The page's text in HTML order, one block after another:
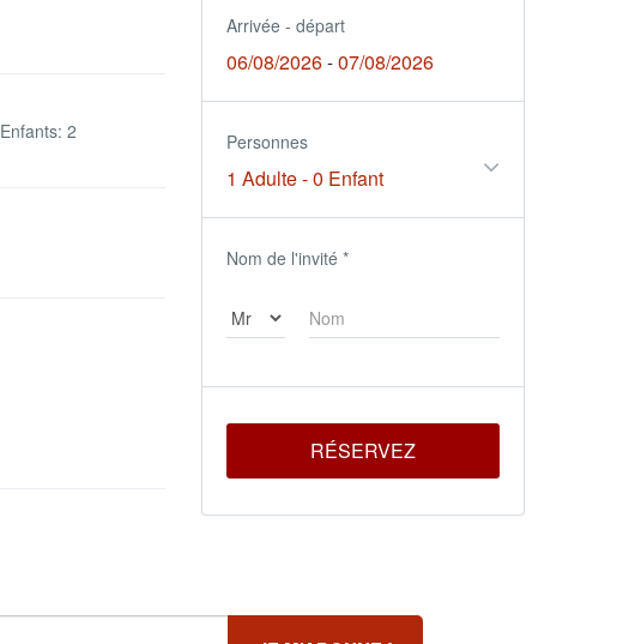
Enfants: 2
Arrivée - départ
06/08/2026-07/08/2026
Personnes
1 Adulte-0 Enfant
Nom de l'invité *
RÉSERVEZ